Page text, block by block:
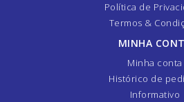
Política de
Termos &
MINHA
Minha conta
Histórico de
Informativo